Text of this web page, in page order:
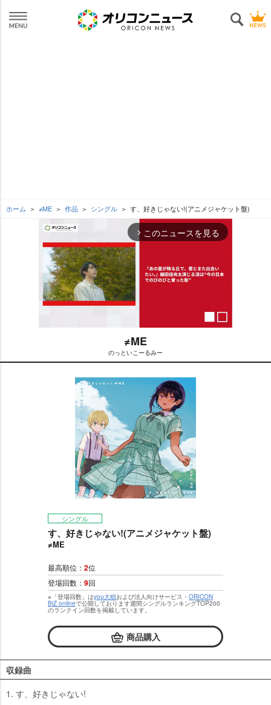
ホーム ≠ME 作品 シングル す、好きじゃない!(アニメジャケット盤)
arrow_forward_ios このニュースを見る
M
≠ME
のっといこーるみー
シングル
す、好きじゃない!(アニメジャケット盤)
≠ME
最高順位： 2位
登場回数： 9回
※「登場回数」はyou大樹および法人向けサービス・ ORICON
BiZ onlineで公開しております週間シングルランキングTOP200
のランクイン回数を掲載しています。
商品購入
収録曲
1. す、好きじゃない!